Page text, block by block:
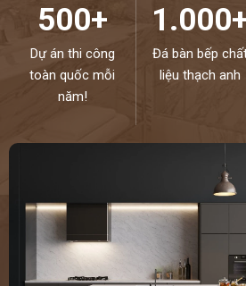
500+
Dự án thi công
toàn quốc mỗi
năm!
Đá bàn bếp
liệu thạch anh